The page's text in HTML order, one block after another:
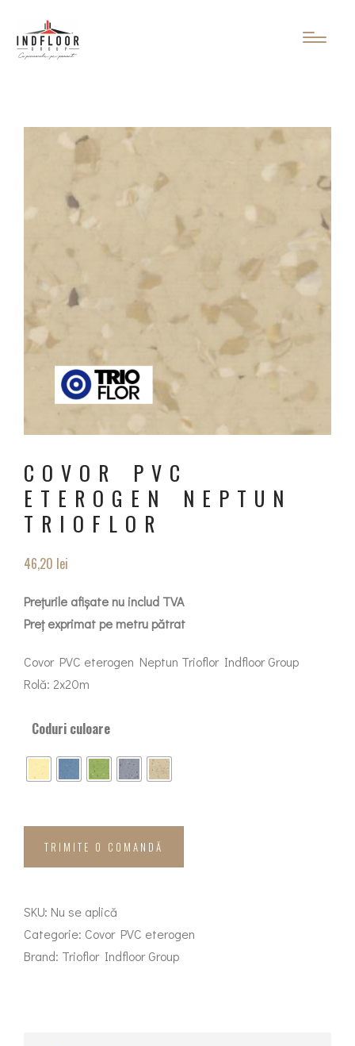
COVOR PVC
ETEROGEN NEPTUN
TRIOFLOR
46,20 lei
Prețurile afișate nu includ TVA
Preț exprimat pe metru pătrat
Covor PVC eterogen Neptun Trioflor Indfloor Group
Rolă: 2x20m
Coduri culoare
TRIMITE O COMANDĂ
SKU: Nu se aplică
Categorie: Covor PVC eterogen
Brand: Trioflor Indfloor Group